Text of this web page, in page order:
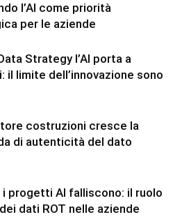
l’AI come priorità
per le aziende
Strategy l’AI porta a
il limite dell’innovazione sono
costruzioni cresce la
di autenticità del dato
i progetti AI falliscono: il ruolo
dati ROT nelle aziende